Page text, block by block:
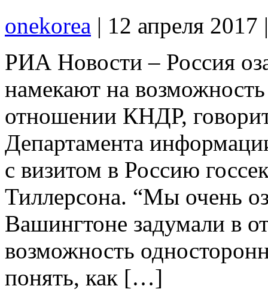
onekorea | 12 апреля 2017
РИА Новости – Россия
намекают на
отношении КНДР,
Департамента
с визитом в Россию
Тиллерсона. “Мы очень
Вашингтоне задумали в
возможность
понять, как […]